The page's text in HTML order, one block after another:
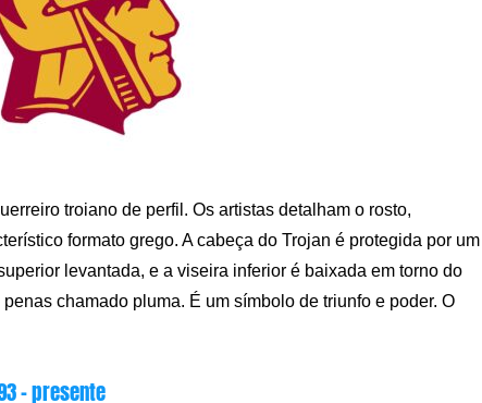
troiano de perfil. Os artistas detalham o rosto,
formato grego. A cabeça do Trojan é protegida por um
levantada, e a viseira inferior é baixada em torno do
chamado pluma. É um símbolo de triunfo e poder. O
– presente